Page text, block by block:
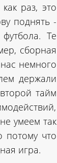
раз, это
поднять -
Те
сборная
немного
держали
тайм
умеем так
потому что
игра.